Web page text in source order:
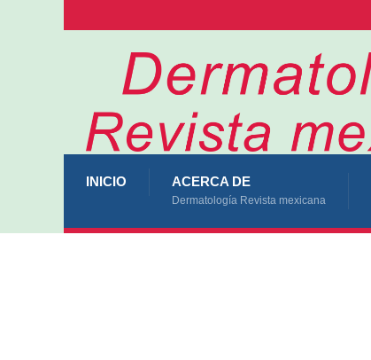
INICIO ACERCA DE
Dermatología Revista mexicana